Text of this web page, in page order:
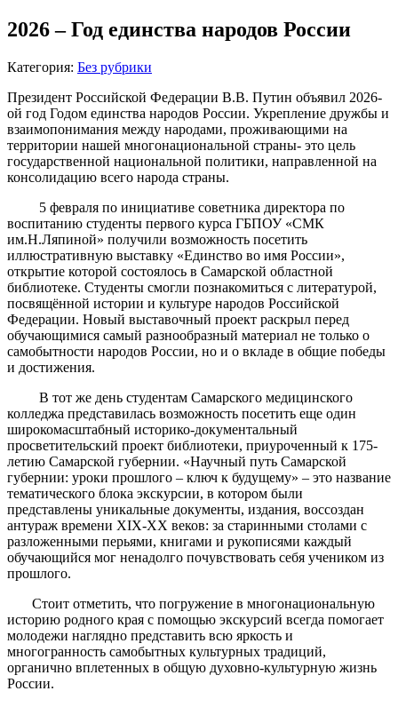
2026 – Год единства народов России
Категория: Без рубрики
Президент Российской Федерации В.В. Путин объявил 2026-
ой год Годом единства народов России. Укрепление дружбы и
взаимопонимания между народами, проживающими на
территории нашей многонациональной страны- это цель
государственной национальной политики, направленной на
консолидацию всего народа страны.
5 февраля по инициативе советника директора по
воспитанию студенты первого курса ГБПОУ «СМК
им.Н.Ляпиной» получили возможность посетить
иллюстративную выставку «Единство во имя России»,
открытие которой состоялось в Самарской областной
библиотеке. Студенты смогли познакомиться с литературой,
посвящённой истории и культуре народов Российской
Федерации. Новый выставочный проект раскрыл перед
обучающимися самый разнообразный материал не только о
самобытности народов России, но и о вкладе в общие победы
и достижения.
В тот же день студентам Самарского медицинского
колледжа представилась возможность посетить еще один
широкомасштабный историко-документальный
просветительский проект библиотеки, приуроченный к 175-
летию Самарской губернии. «Научный путь Самарской
губернии: уроки прошлого – ключ к будущему» – это название
тематического блока экскурсии, в котором были
представлены уникальные документы, издания, воссоздан
антураж времени XIX-XX веков: за старинными столами с
разложенными перьями, книгами и рукописями каждый
обучающийся мог ненадолго почувствовать себя учеником из
прошлого.
Стоит отметить, что погружение в многонациональную
историю родного края с помощью экскурсий всегда помогает
молодежи наглядно представить всю яркость и
многогранность самобытных культурных традиций,
органично вплетенных в общую духовно-культурную жизнь
России.